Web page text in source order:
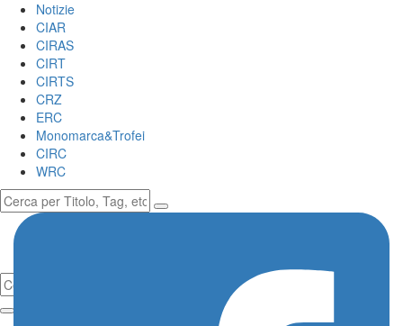
Notizie
CIAR
CIRAS
CIRT
CIRTS
CRZ
ERC
Monomarca&Trofei
CIRC
WRC